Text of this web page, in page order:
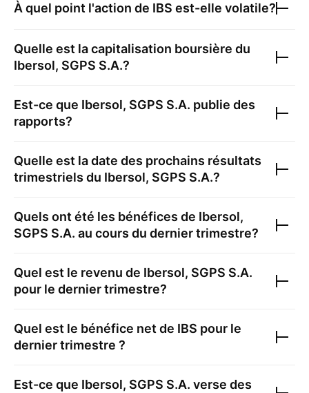
À quel point l'action de IBS est-elle volatile?
Quelle est la capitalisation boursière du
Ibersol, SGPS S.A.?
Est-ce que Ibersol, SGPS S.A. publie des
rapports?
Quelle est la date des prochains résultats
trimestriels du Ibersol, SGPS S.A.?
Quels ont été les bénéfices de Ibersol,
SGPS S.A. au cours du dernier trimestre?
Quel est le revenu de Ibersol, SGPS S.A.
pour le dernier trimestre?
Quel est le bénéfice net de IBS pour le
dernier trimestre ?
Est-ce que Ibersol, SGPS S.A. verse des